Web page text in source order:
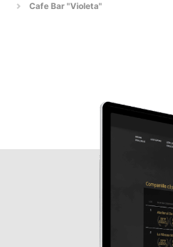
Cafe Bar "Violeta"